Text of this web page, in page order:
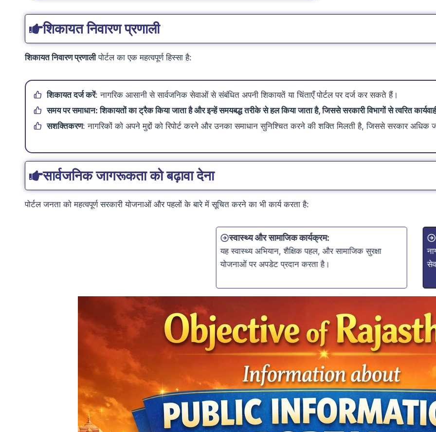
शिकायत निवारण प्रणाली
शिकायत निवारण प्रणालीपोर्टल का एक महत्वपूर्ण हिस्सा है:
शिकायत दर्ज करें: नागरिक आसानी से सार्वजनिक सेवाओं से संबंधित अपनी शिकायतें या चिंताएँ पोर्टल पर दर्ज कर सकते हैं।
समय पर समाधान: शिकायतों का ट्रैक किया जाता है और इन्हें समयबद्ध तरीके से हल किया जाता है, जिससे सरकारी विभागों से त्वरित
सशक्तिकरण: नागरिकों को अपने मुद्दों को रिपोर्ट करने और उनका समाधान सुनिश्चित करने की शक्ति मिलती है, जिससे सरकार अधिक
सार्वजनिक जागरूकता को बढ़ावा देना
पोर्टल जनता को महत्वपूर्ण सरकारी योजनाओं और पहलों के बारे में सूचित करने का भी कार्य करता है:
स्वास्थ्य और सामाजिक कार्यक्रम:
यह स्वास्थ्य अभियान, शैक्षिक पहल, और सामाजिक सुरक्षा
योजनाओं पर अपडेट प्रदान करता है।